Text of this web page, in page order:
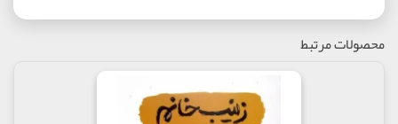
دوستش مجید نوشت: «به خدا ما هم مسلمان هستیم،
قبول نکرد و گفت: «نه، من تا نماز نخوانم نمی آیم.» مجید
تهدیدش کرد که اگر دیر آمدی باید برای همه بستنی
بخری. او هم قبول کرد.
دوستان محسن سر ساعت هشت رفتند داخل و مشغول
محصولات مرتبط